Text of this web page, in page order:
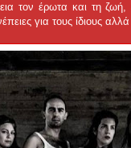
τον έρωτα και τη
για τους ίδιους